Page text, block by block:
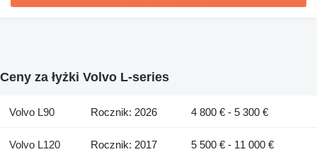
Ceny za łyżki Volvo L-series
Volvo L90 Rocznik: 2026 4 800 € - 5 300 €
Volvo L120 Rocznik: 2017 5 500 € - 11 000 €